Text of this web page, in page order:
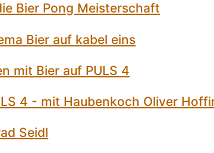
Bier Pong Meisterschaft
Bier auf kabel eins
mit Bier auf PULS 4
4 - mit Haubenkoch Oliver
Seidl